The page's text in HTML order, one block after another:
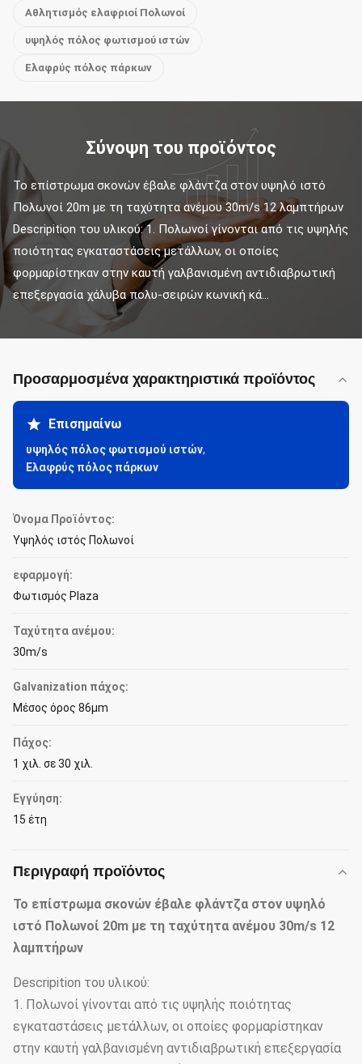
Αθλητισμός ελαφριοί Πολωνοί
υψηλός πόλος φωτισμού ιστών
Ελαφρύς πόλος πάρκων
Σύνοψη του προϊόντος
Το επίστρωμα σκονών έβαλε φλάντζα στον υψηλό ιστό
Πολωνοί 20m με τη ταχύτητα ανέμου 30m/s 12 λαμπτήρων
Descripition του υλικού: 1. Πολωνοί γίνονται από τις υψηλής
ποιότητας εγκαταστάσεις μετάλλων, οι οποίες
φορμαρίστηκαν στην καυτή γαλβανισμένη αντιδιαβρωτική
επεξεργασία χάλυβα πολυ-σειρών κωνική κά...
Προσαρμοσμένα χαρακτηριστικά προϊόντος
Επισημαίνω
υψηλός πόλος φωτισμού ιστών,
Ελαφρύς πόλος πάρκων
Όνομα Προϊόντος:
Υψηλός ιστός Πολωνοί
εφαρμογή:
Φωτισμός Plaza
Ταχύτητα ανέμου:
30m/s
Galvanization πάχος:
Μέσος όρος 86μm
Πάχος:
1 χιλ. σε 30 χιλ.
Εγγύηση:
15 έτη
Περιγραφή προϊόντος
Το επίστρωμα σκονών έβαλε φλάντζα στον υψηλό
ιστό Πολωνοί 20m με τη ταχύτητα ανέμου 30m/s 12
λαμπτήρων
Descripition του υλικού:
1. Πολωνοί γίνονται από τις υψηλής ποιότητας
εγκαταστάσεις μετάλλων, οι οποίες φορμαρίστηκαν
στην καυτή γαλβανισμένη αντιδιαβρωτική επεξεργασία